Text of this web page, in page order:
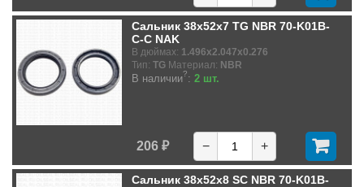
Сальник 38x52x7 TG NBR 70-K01B-
C-C NAK
В дюймах: 1.496x2.047x0.276
Тип: TG Материал: NBR
В наличии?: 2 шт.
206 ₽ − +
Сальник 38x52x8 SC NBR 70-K01B-